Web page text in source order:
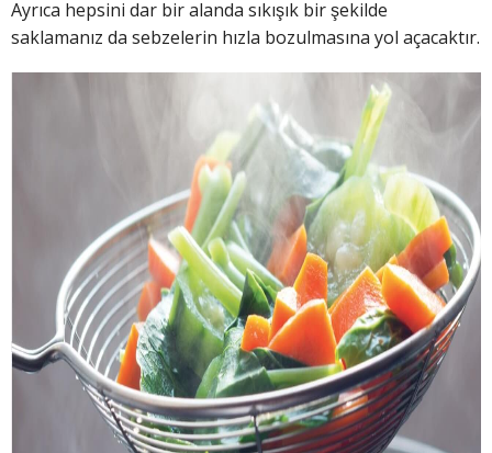
Ayrıca hepsini dar bir alanda sıkışık bir şekilde
saklamanız da sebzelerin hızla bozulmasına yol açacaktır.